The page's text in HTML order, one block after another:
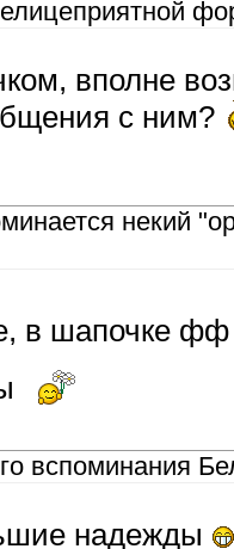
вполне
с ним?
некий
в шапочке фф
вспоминания
надежды